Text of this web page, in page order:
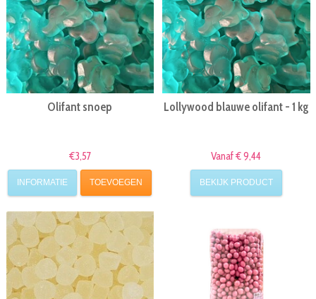
Olifant snoep
€3,57
INFORMATIE TOEVOEGEN
Lollywood blauwe olifant - 1 kg
Vanaf € 9,44
BEKIJK PRODUCT